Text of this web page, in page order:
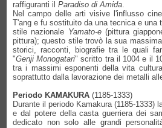
raffiguranti il Paradiso di Amida.
Nel campo delle arti visive l'influsso
T'ang e fu sostituito da una tecnica e una
stile nazionale Yamato-e(pittura
pittura); questo stile trovò la sua
storici, racconti, biografie tra le quali
"Genji Monogatari" scritto tra il 1004 e il
tra i massimi esponenti della vita
soprattutto dalla lavorazione dei metalli
Periodo KAMAKURA (1185-1333)
Durante il periodo Kamakura (1185-1333)
e dal potere della casta guerriera dei
dedicato non solo alle grandi